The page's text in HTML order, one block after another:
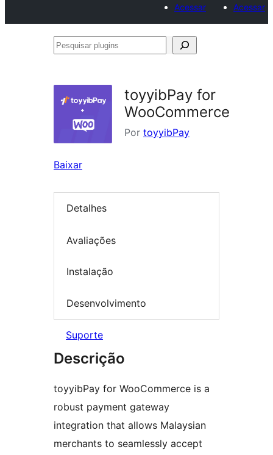
Acessar
Acessar
Pesquisar
toyyibPay for
WooCommerce
Por toyyibPay
Baixar
Detalhes
Avaliações
Instalação
Desenvolvimento
Suporte
Descrição
toyyibPay for WooCommerce is a
robust payment gateway
integration that allows Malaysian
merchants to seamlessly accept